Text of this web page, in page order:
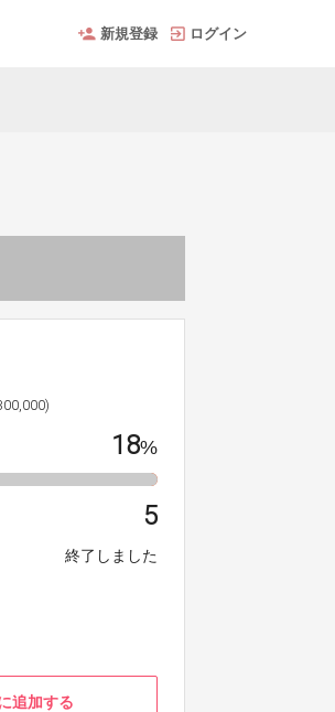
新規登録 ログイン
18%
5
終了しました
追加する